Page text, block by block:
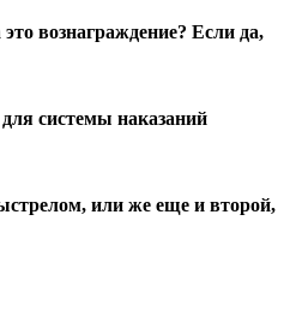
вознаграждение? Если да,
системы наказаний
или же еще и второй,